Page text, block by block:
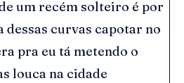
um recém solteiro é por
dessas curvas capotar no
pra eu tá metendo o
louca na cidade